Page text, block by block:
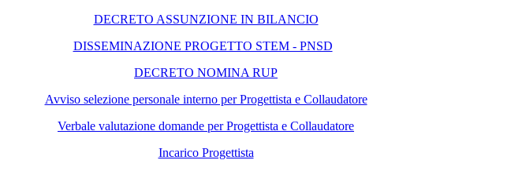
DECRETO ASSUNZIONE IN BILANCIO
DISSEMINAZIONE PROGETTO STEM - PNSD
DECRETO NOMINA RUP
Avviso selezione personale interno per Progettista e Collaudatore
Verbale valutazione domande per Progettista e Collaudatore
Incarico Progettista